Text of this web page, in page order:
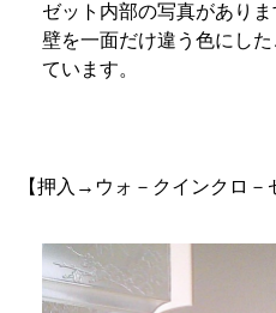
ゼット内部の写真がありま
壁を一面だけ違う色にし
ています。
【押入→ウォ－クインクロ－